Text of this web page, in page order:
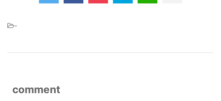
-
comment